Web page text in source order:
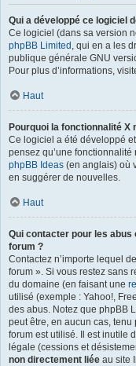
Qui a développé ce logiciel
Ce logiciel (dans sa version
phpBB Limited , qui en a les
publique générale GNU
Pour plus d’informations,
Haut
Pourquoi la fonctionnalité X
Ce logiciel a été développé
pensez qu’une fonctionnalité
phpBB Ideas (en anglais) où
en suggérer de nouvelles.
Haut
Qui contacter pour les
forum ?
Contactez n’importe lequel
forum ». Si vous restez sans
du domaine (en faisant une
utilisé (exemple : Yahoo!,
des abus. Notez que phpBB
peut être, en aucun cas,
forum est utilisé. Il est inutile
légale (cessions et
non directement liée au site